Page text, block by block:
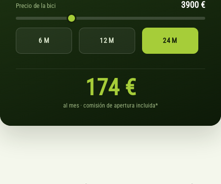
Precio de la bici 3900 €
6 M 12 M 24 M
174 €
al mes · comisión de apertura incluida*